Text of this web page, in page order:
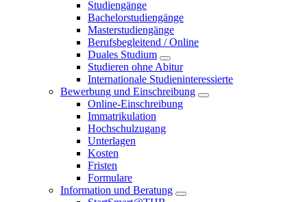
Studiengänge
Bachelorstudiengänge
Masterstudiengänge
Berufsbegleitend / Online
Duales Studium
Studieren ohne Abitur
Internationale Studieninteressierte
Bewerbung und Einschreibung
Online-Einschreibung
Immatrikulation
Hochschulzugang
Unterlagen
Kosten
Fristen
Formulare
Information und Beratung